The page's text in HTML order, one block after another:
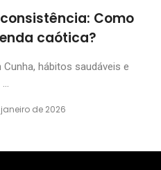
Como
caótica?
hábitos saudáveis e
janeiro de 2026